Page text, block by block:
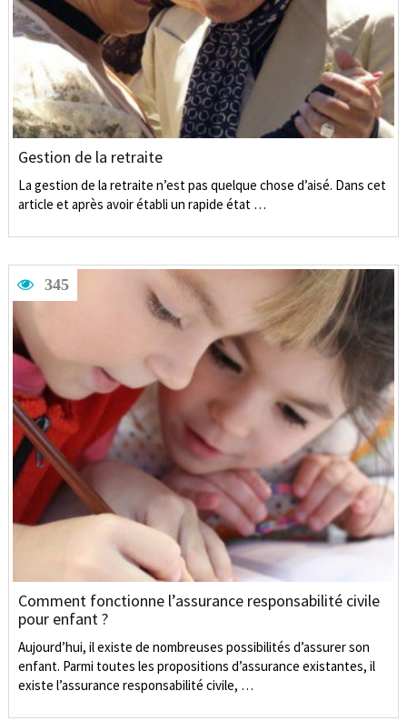
Gestion de la retraite
La gestion de la retraite n’est pas quelque chose d’aisé. Dans cet
article et après avoir établi un rapide état …
345
Comment fonctionne l’assurance responsabilité civile
pour enfant ?
Aujourd’hui, il existe de nombreuses possibilités d’assurer son
enfant. Parmi toutes les propositions d’assurance existantes, il
existe l’assurance responsabilité civile, …